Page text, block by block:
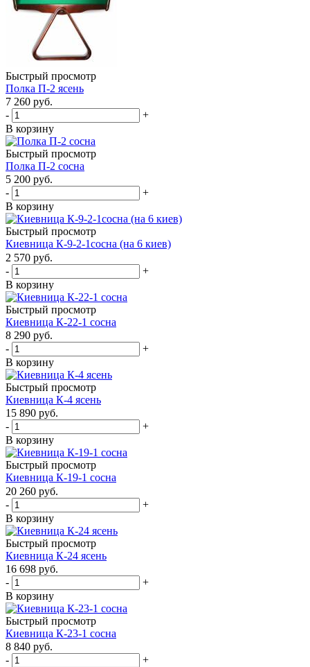
Быстрый просмотр
Полка П-2 ясень
7 260 руб.
-
+
В корзину
Быстрый просмотр
Полка П-2 сосна
5 200 руб.
-
+
В корзину
Быстрый просмотр
Киевница К-9-2-1сосна (на 6 киев)
2 570 руб.
-
+
В корзину
Быстрый просмотр
Киевница К-22-1 сосна
8 290 руб.
-
+
В корзину
Быстрый просмотр
Киевница К-4 ясень
15 890 руб.
-
+
В корзину
Быстрый просмотр
Киевница К-19-1 сосна
20 260 руб.
-
+
В корзину
Быстрый просмотр
Киевница К-24 ясень
16 698 руб.
-
+
В корзину
Быстрый просмотр
Киевница К-23-1 сосна
8 840 руб.
-
+